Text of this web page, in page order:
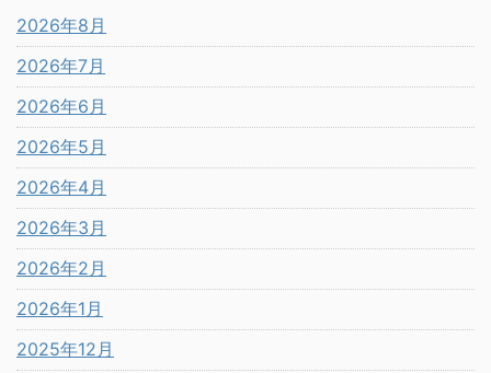
2026年8月
2026年7月
2026年6月
2026年5月
2026年4月
2026年3月
2026年2月
2026年1月
2025年12月